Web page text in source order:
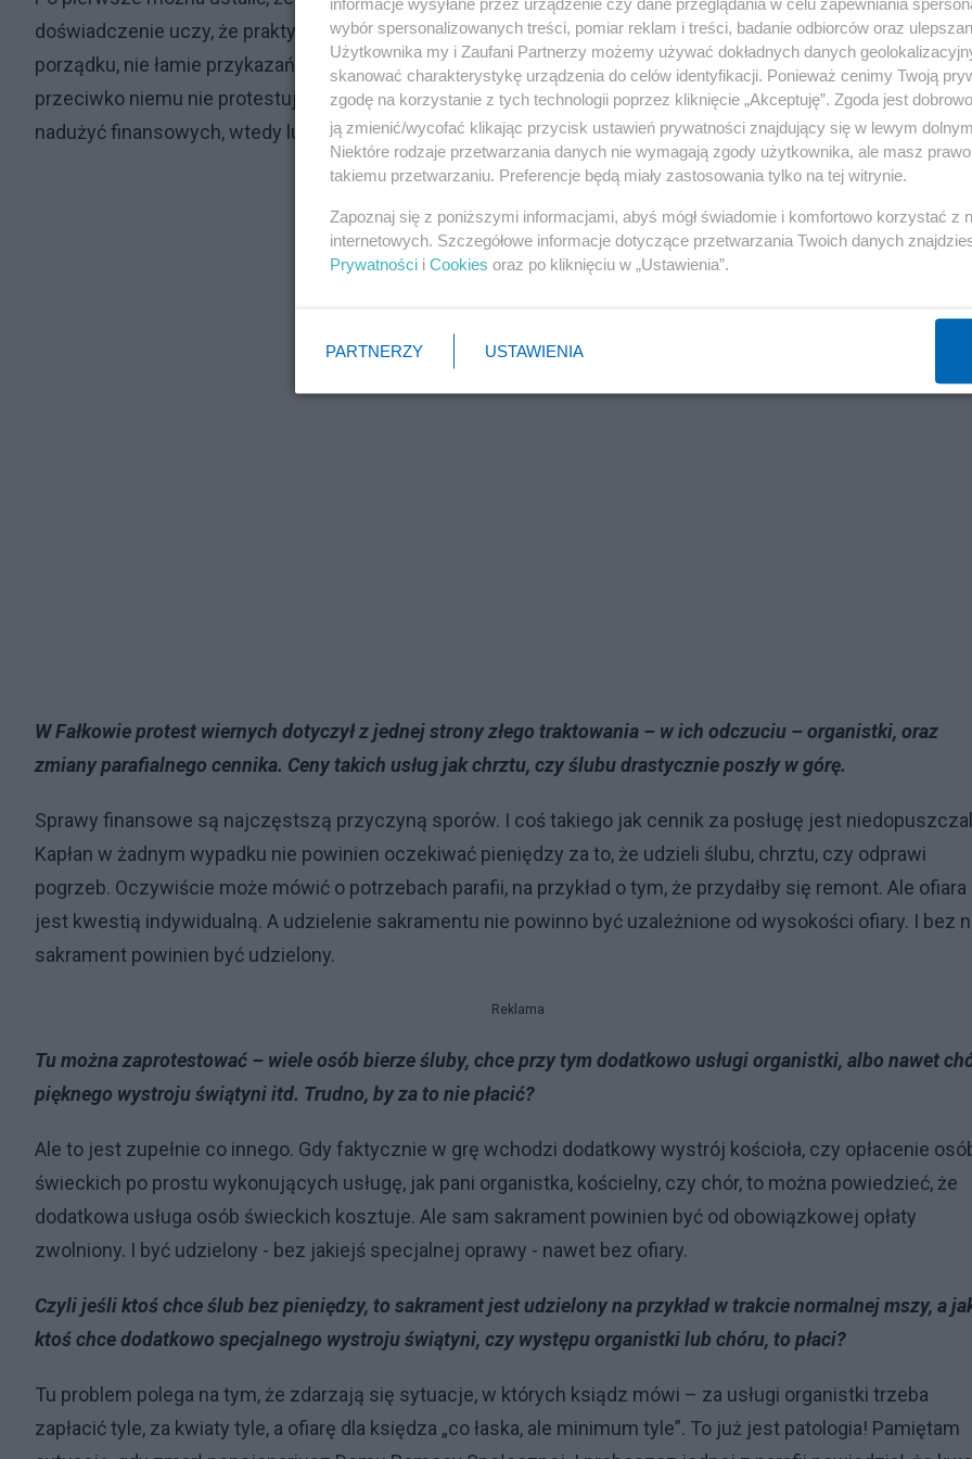
doświadczenie uczy, że praktycznie nie zdarza się, by wierni sprzeciwiali się dogmatom. Jeżeli kapłan jest w
porządku, nie łamie przykazań, żyje wg zasad ewangelii, wtedy wierni mogą go lubić albo nie, ale szanują i
przeciwko niemu nie protestują. Gdy ksiądz łamie celibat żyjąc z kobietą, dopuszcza się molestowania, albo
nadużyć finansowych, wtedy ludzie zaczynają się przeciwko takiemu księdzu buntować.
W Fałkowie protest wiernych dotyczył z jednej strony złego traktowania – w ich odczuciu – organistki, oraz
zmiany parafialnego cennika. Ceny takich usług jak chrztu, czy ślubu drastycznie poszły w górę.
Sprawy finansowe są najczęstszą przyczyną sporów. I coś takiego jak cennik za posługę jest
Kapłan w żadnym wypadku nie powinien oczekiwać pieniędzy za to, że udzieli ślubu, chrztu, czy odprawi
pogrzeb. Oczywiście może mówić o potrzebach parafii, na przykład o tym, że przydałby się remont. Ale ofiara
jest kwestią indywidualną. A udzielenie sakramentu nie powinno być uzależnione od wysokości ofiary. I bez
sakrament powinien być udzielony.
Reklama
Tu można zaprotestować – wiele osób bierze śluby, chce przy tym dodatkowo usługi organistki, albo nawet
pięknego wystroju świątyni itd. Trudno, by za to nie płacić?
Ale to jest zupełnie co innego. Gdy faktycznie w grę wchodzi dodatkowy wystrój kościoła, czy opłacenie
świeckich po prostu wykonujących usługę, jak pani organistka, kościelny, czy chór, to można powiedzieć, że
dodatkowa usługa osób świeckich kosztuje. Ale sam sakrament powinien być od obowiązkowej opłaty
zwolniony. I być udzielony - bez jakiejś specjalnej oprawy - nawet bez ofiary.
Czyli jeśli ktoś chce ślub bez pieniędzy, to sakrament jest udzielony na przykład w trakcie normalnej mszy, a
ktoś chce dodatkowo specjalnego wystroju świątyni, czy występu organistki lub chóru, to płaci?
Tu problem polega na tym, że zdarzają się sytuacje, w których ksiądz mówi – za usługi organistki trzeba
zapłacić tyle, za kwiaty tyle, a ofiarę dla księdza „co łaska, ale minimum tyle”. To już jest patologia! Pamiętam
wybór spersonalizowanych treści, pomiar reklam i treści, badanie odbiorców oraz
Użytkownika my i Zaufani Partnerzy możemy używać dokładnych danych
skanować charakterystykę urządzenia do celów identyfikacji. Ponieważ cenimy Twoją
zgodę na korzystanie z tych technologii poprzez kliknięcie „Akceptuję”. Zgoda jest
ją zmienić/wycofać klikając przycisk ustawień prywatności znajdujący się w lewym
Niektóre rodzaje przetwarzania danych nie wymagają zgody użytkownika, ale masz
takiemu przetwarzaniu. Preferencje będą miały zastosowania tylko na tej witrynie.
Zapoznaj się z poniższymi informacjami, abyś mógł świadomie i komfortowo korzystać z
internetowych. Szczegółowe informacje dotyczące przetwarzania Twoich danych
Prywatności i Cookies oraz po kliknięciu w „Ustawienia”.
PARTNERZY USTAWIENIA